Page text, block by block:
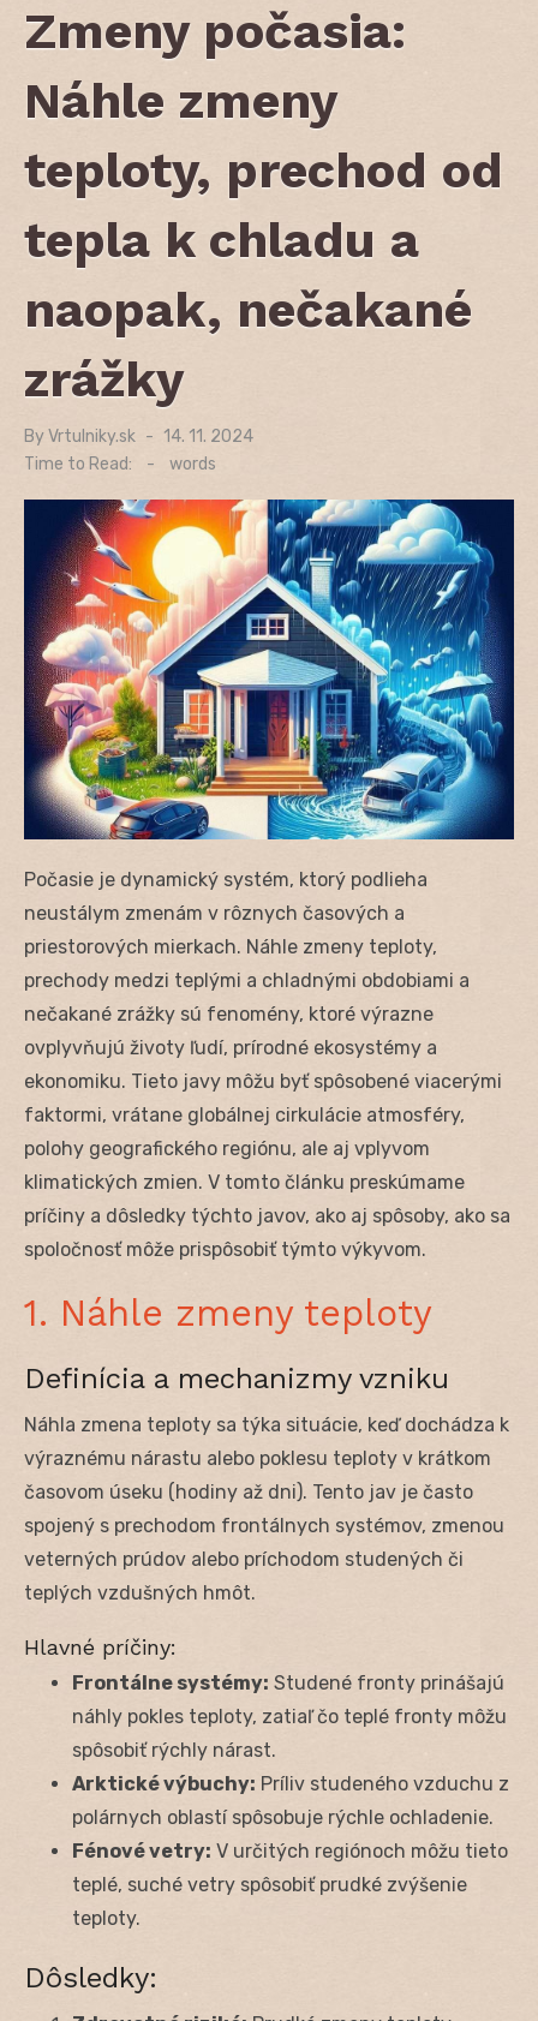
Zmeny počasia:
Náhle zmeny
teploty, prechod od
tepla k chladu a
naopak, nečakané
zrážky
ByVrtulniky.sk
Posted
on
14. 11. 2024
Time to Read:
- words
Počasie je dynamický systém, ktorý podlieha
neustálym zmenám v rôznych časových a
priestorových mierkach. Náhle zmeny teploty,
prechody medzi teplými a chladnými obdobiami a
nečakané zrážky sú fenomény, ktoré výrazne
ovplyvňujú životy ľudí, prírodné ekosystémy a
ekonomiku. Tieto javy môžu byť spôsobené viacerými
faktormi, vrátane globálnej cirkulácie atmosféry,
polohy geografického regiónu, ale aj vplyvom
klimatických zmien. V tomto článku preskúmame
príčiny a dôsledky týchto javov, ako aj spôsoby, ako sa
spoločnosť môže prispôsobiť týmto výkyvom.
1. Náhle zmeny teploty
Definícia a mechanizmy vzniku
Náhla zmena teploty sa týka situácie, keď dochádza k
výraznému nárastu alebo poklesu teploty v krátkom
časovom úseku (hodiny až dni). Tento jav je často
spojený s prechodom frontálnych systémov, zmenou
veterných prúdov alebo príchodom studených či
teplých vzdušných hmôt.
Hlavné príčiny:
Frontálne systémy: Studené fronty prinášajú
náhly pokles teploty, zatiaľ čo teplé fronty môžu
spôsobiť rýchly nárast.
Arktické výbuchy: Príliv studeného vzduchu z
polárnych oblastí spôsobuje rýchle ochladenie.
Fénové vetry: V určitých regiónoch môžu tieto
teplé, suché vetry spôsobiť prudké zvýšenie
teploty.
Dôsledky: